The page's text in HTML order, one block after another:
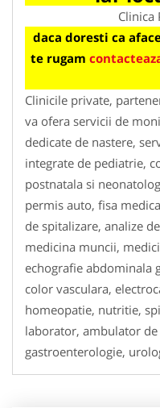
Clinica
daca doresti ca
te rugam
Clinicile private,
va ofera servicii de
dedicate de nastere,
integrate de pediatrie,
postnatala si
permis auto, fisa
de spitalizare, analize
medicina muncii,
echografie abdominala
color vasculara,
homeopatie, nutritie,
laborator, ambulator
gastroenterologie,